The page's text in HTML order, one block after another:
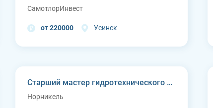
СамотлорИнвест
от 220000 Усинск
Старший мастер гидротехнического цеха Курейской ГЭС (п. Светлогорск)
Норникель